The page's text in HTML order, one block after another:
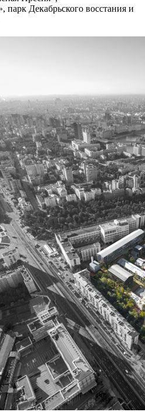
парк Декабрьского восстания и